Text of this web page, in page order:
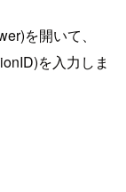
を開いて、
を入力しま